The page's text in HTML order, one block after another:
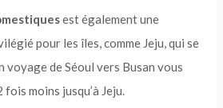
est également une
pour les îles, comme Jeju, qui se
voyage de Séoul vers Busan vous
moins jusqu’à Jeju.